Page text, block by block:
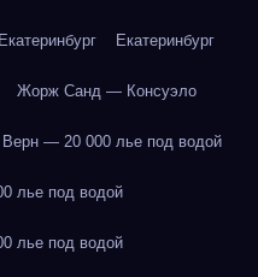
Екатеринбург Екатеринбург
Жорж Санд — Консуэло
— 20 000 лье под водой
лье под водой
лье под водой